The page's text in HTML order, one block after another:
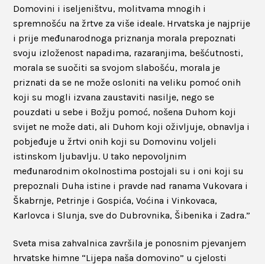
Domovini i iseljeništvu, molitvama mnogih i
spremnošću na žrtve za više ideale. Hrvatska je najprije
i prije međunarodnoga priznanja morala prepoznati
svoju izloženost napadima, razaranjima, bešćutnosti,
morala se suočiti sa svojom slabošću, morala je
priznati da se ne može osloniti na veliku pomoć onih
koji su mogli izvana zaustaviti nasilje, nego se
pouzdati u sebe i Božju pomoć, nošena Duhom koji
svijet ne može dati, ali Duhom koji oživljuje, obnavlja i
pobjeđuje u žrtvi onih koji su Domovinu voljeli
istinskom ljubavlju. U tako nepovoljnim
međunarodnim okolnostima postojali su i oni koji su
prepoznali Duha istine i pravde nad ranama Vukovara i
Škabrnje, Petrinje i Gospića, Voćina i Vinkovaca,
Karlovca i Slunja, sve do Dubrovnika, Šibenika i Zadra.”
Sveta misa zahvalnica završila je ponosnim pjevanjem
hrvatske himne “Lijepa naša domovino” u cjelosti